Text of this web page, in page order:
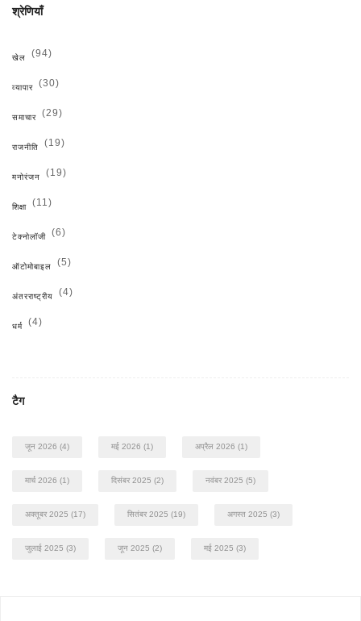
श्रेणियाँ
खेल (94)
व्यापार (30)
समाचार (29)
राजनीति (19)
मनोरंजन (19)
शिक्षा (11)
टेक्नोलॉजी (6)
ऑटोमोबाइल (5)
अंतरराष्ट्रीय (4)
धर्म (4)
टैग
जून 2026 (4) मई 2026 (1) अप्रैल 2026 (1)
मार्च 2026 (1) दिसंबर 2025 (2) नवंबर 2025 (5)
अक्तूबर 2025 (17) सितंबर 2025 (19) अगस्त 2025 (3)
जुलाई 2025 (3) जून 2025 (2) मई 2025 (3)